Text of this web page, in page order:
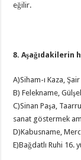
eğilir.
8. Aşağıdakilerin
A)Siham-ı Kaza,
B) Felekname,
C)Sinan Paşa,
sanat göstermek
D)Kabusname,
E)Bağdatlı Ruhi 16.